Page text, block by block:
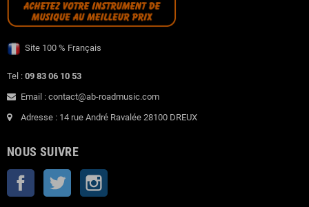
Site 100 % Français
Tel : 09 83 06 10 53
Email : contact@ab-roadmusic.com
Adresse : 14 rue André Ravalée 28100 DREUX
NOUS SUIVRE
Facebook Twitter